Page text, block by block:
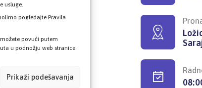
usluge.
pogledajte Pravila
povući putem
u podnožju web stranice.
Prikaži podešavanja